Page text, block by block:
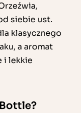
siebie ust.
klasycznego
a aromat
i lekkie